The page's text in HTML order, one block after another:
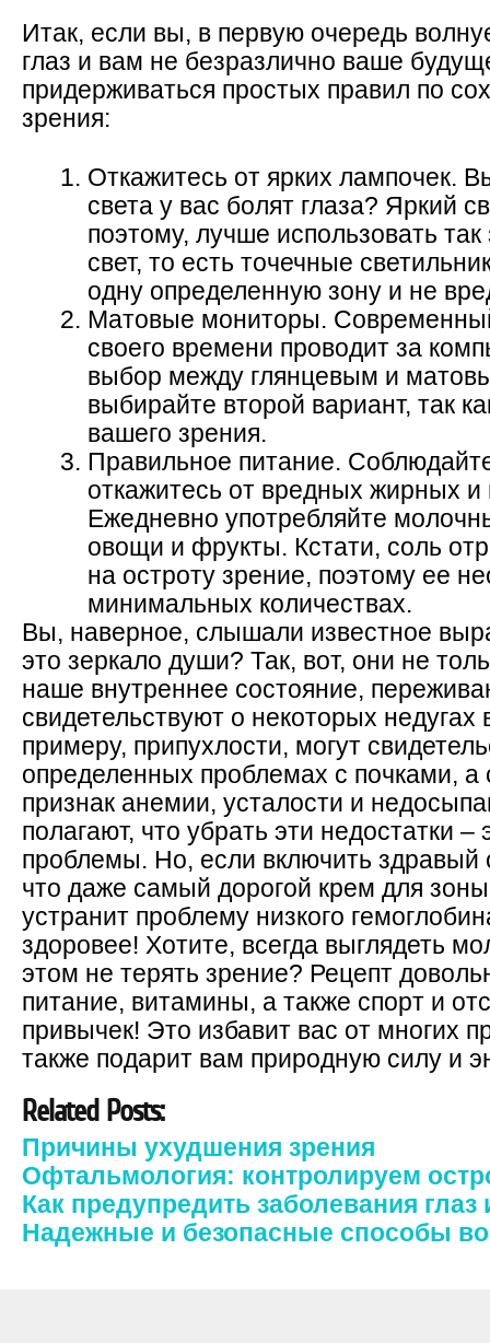
Итак, если вы, в первую очередь
глаз и вам не безразлично ваше
придерживаться простых правил по
зрения:
Откажитесь от ярких лампочек.
света у вас болят глаза? Яркий
поэтому, лучше использовать
свет, то есть точечные
одну определенную зону и не
Матовые мониторы.
своего времени проводит за
выбор между глянцевым и
выбирайте второй вариант, так
вашего зрения.
Правильное питание.
откажитесь от вредных жирных и
Ежедневно употребляйте
овощи и фрукты. Кстати, соль
на остроту зрение, поэтому ее
минимальных количествах.
Вы, наверное, слышали известное
это зеркало души? Так, вот, они не
наше внутреннее состояние,
свидетельствуют о некоторых недугах
примеру, припухлости, могут
определенных проблемах с почками,
признак анемии, усталости и
полагают, что убрать эти недостатки –
проблемы. Но, если включить
что даже самый дорогой крем для зоны
устранит проблему низкого
здоровее! Хотите, всегда выглядеть
этом не терять зрение? Рецепт
питание, витамины, а также спорт и
привычек! Это избавит вас от многих
также подарит вам природную силу и
Related Posts:
Причины ухудшения зрения
Офтальмология: контролируем
Как предупредить заболевания глаз
Надежные и безопасные способы